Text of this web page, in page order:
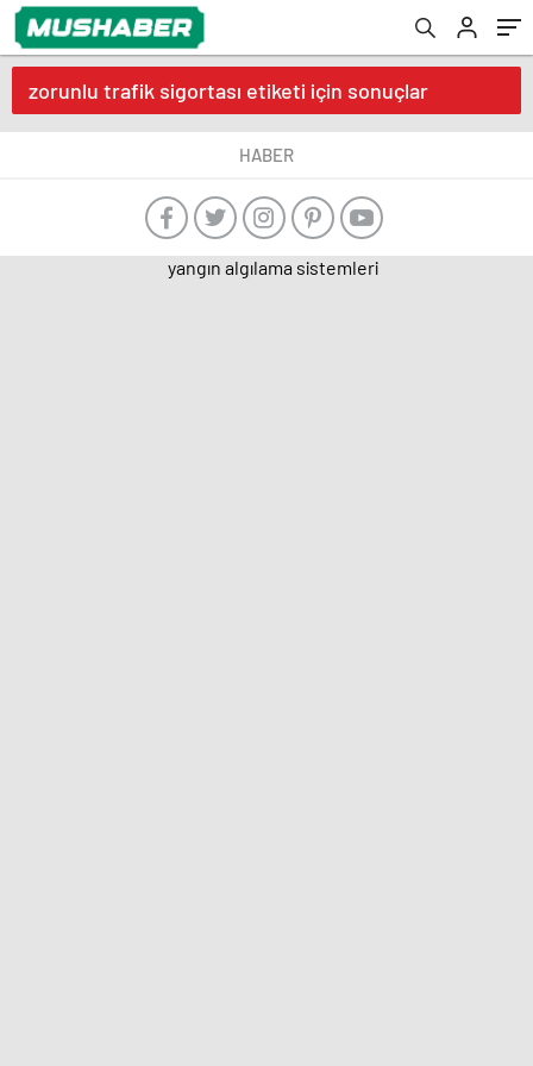
zorunlu trafik sigortası etiketi için sonuçlar
HABER
yangın algılama sistemleri